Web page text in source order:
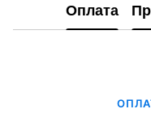
Оплата